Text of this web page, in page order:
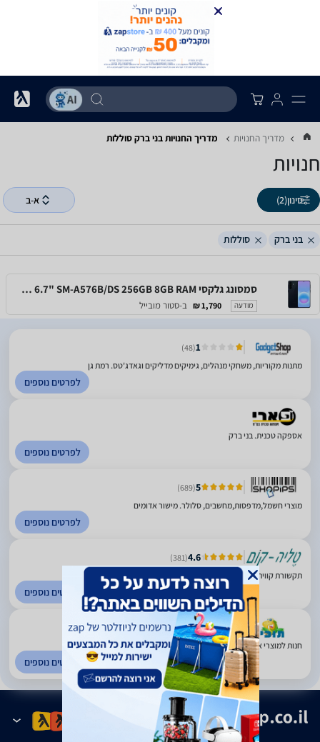
מדריך החנויות מדריך החנויות ‏בני ברק ‏סוללות
חנויות
סינון(2) א-ב
בני ברק סוללות
סמסונג גלקסי Samsung Galaxy A57 5G 6.7" SM-A576B/DS 256GB 8GB RAM
מודעה 1,790 ₪ ב-סטור מובייל
1
(48)
מתנות מקוריות, משחקי מנהלים, גימיקים מדליקים וגאדג'טס. רמת גן
לפרטים נוספים
אספקה טכנית. בני ברק
לפרטים נוספים
5
(689)
מוצרי חשמל,מדפסות,מחשבים, סלולר. מישור אדומים
לפרטים נוספים
4.6
(381)
תקשורת קווית, אלחוטית ומכשירי קשר. בני ברק
לפרטים נוספים
(214)
חנות למוצרי אלקטרוניקה לבית ולרכב. בני ברק
לפרטים נוספים